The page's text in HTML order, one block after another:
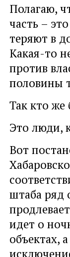
Полагаю,
часть –
теряют в
Какая-то
против
половины
Так кто
Это люди,
Вот
штаба ряд
идет о
объектах,